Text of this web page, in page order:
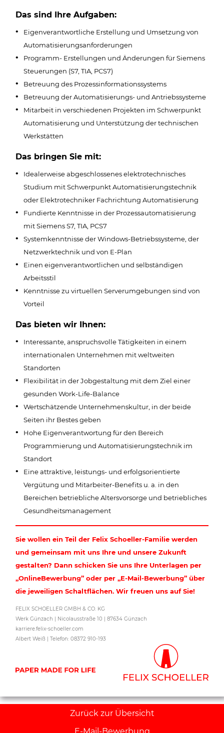
Das sind Ihre Aufgaben:
Eigenverantwortliche Erstellung und Umsetzung von
Automatisierungsanforderungen
Programm- Erstellungen und Änderungen für Siemens
Steuerungen (S7, TIA, PCS7)
Betreuung des Prozessinformationssystems
Betreuung der Automatisierungs- und Antriebssysteme
Mitarbeit in verschiedenen Projekten im Schwerpunkt
Automatisierung und Unterstützung der technischen
Werkstätten
Das bringen Sie mit:
Idealerweise abgeschlossenes elektrotechnisches
Studium mit Schwerpunkt Automatisierungstechnik
oder Elektrotechniker Fachrichtung Automatisierung
Fundierte Kenntnisse in der Prozessautomatisierung
mit Siemens S7, TIA, PCS7
Systemkenntnisse der Windows-Betriebssysteme, der
Netzwerktechnik und von E-Plan
Einen eigenverantwortlichen und selbständigen
Arbeitsstil
Kenntnisse zu virtuellen Serverumgebungen sind von
Vorteil
Das bieten wir Ihnen:
Interessante, anspruchsvolle Tätigkeiten in einem
internationalen Unternehmen mit weltweiten
Standorten
Flexibilität in der Jobgestaltung mit dem Ziel einer
gesunden Work-Life-Balance
Wertschätzende Unternehmenskultur, in der beide
Seiten ihr Bestes geben
Hohe Eigenverantwortung für den Bereich
Programmierung und Automatisierungstechnik im
Standort
Eine attraktive, leistungs- und erfolgsorientierte
Vergütung und Mitarbeiter-Benefits u. a. in den
Bereichen betriebliche Altersvorsorge und betriebliches
Gesundheitsmanagement
Sie wollen ein Teil der Felix Schoeller-Familie werden
und gemeinsam mit uns Ihre und unsere Zukunft
gestalten? Dann schicken Sie uns Ihre Unterlagen per
„OnlineBewerbung” oder per „E-Mail-Bewerbung” über
die jeweiligen Schaltflächen. Wir freuen uns auf Sie!
FELIX SCHOELLER GMBH & CO. KG
Werk Günzach | Nicolausstraße 10 | 87634 Günzach
karriere.felix-schoeller.com
Albert Weiß | Telefon: 08372 910-193
Zurück zur Übersicht